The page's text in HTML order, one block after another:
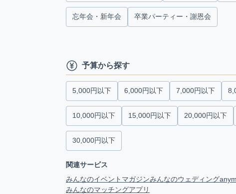
忘年会・新年会 卒業パーティー・謝恩会
予算から探す
5,000円以下 6,000円以下 7,000円以下
10,000円以下 15,000円以下 20,000円以下
30,000円以下
関連サービス
みんなのイベントマガジンみんなのウェディング
みんなのマッチングアプリ